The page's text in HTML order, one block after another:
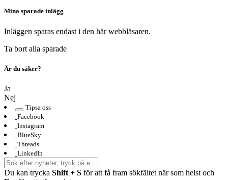
Mina sparade inlägg
Inläggen sparas endast i den här webbläsaren.
Ta bort alla sparade
Är du säker?
Ja
Nej
Tipsa oss
Facebook
Instagram
BlueSky
Threads
LinkedIn
Du kan trycka Shift + S för att få fram sökfältet när som helst och